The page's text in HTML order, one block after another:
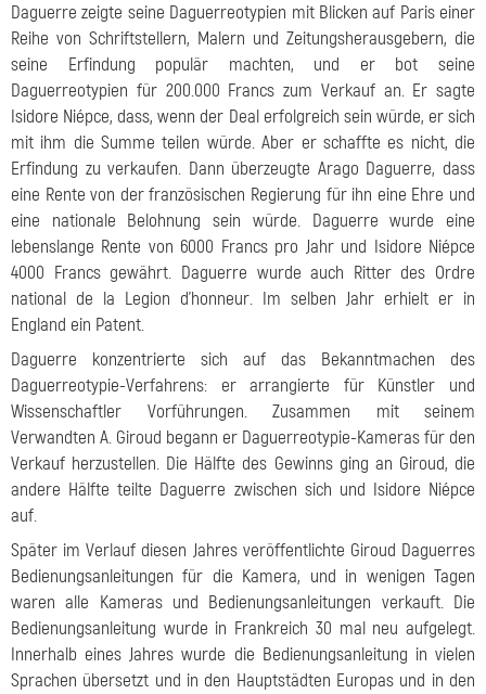
Daguerre zeigte seine Daguerreotypien mit Blicken auf Paris einer
Reihe von Schriftstellern, Malern und Zeitungsherausgebern, die
seine Erfindung populär machten, und er bot seine
Daguerreotypien für 200.000 Francs zum Verkauf an. Er sagte
Isidore Niépce, dass, wenn der Deal erfolgreich sein würde, er sich
mit ihm die Summe teilen würde. Aber er schaffte es nicht, die
Erfindung zu verkaufen. Dann überzeugte Arago Daguerre, dass
eine Rente von der französischen Regierung für ihn eine Ehre und
eine nationale Belohnung sein würde. Daguerre wurde eine
lebenslange Rente von 6000 Francs pro Jahr und Isidore Niépce
4000 Francs gewährt. Daguerre wurde auch Ritter des Ordre
national de la Legion d'honneur. Im selben Jahr erhielt er in
England ein Patent.
Daguerre konzentrierte sich auf das Bekanntmachen des
Daguerreotypie-Verfahrens: er arrangierte für Künstler und
Wissenschaftler Vorführungen. Zusammen mit seinem
Verwandten A. Giroud begann er Daguerreotypie-Kameras für den
Verkauf herzustellen. Die Hälfte des Gewinns ging an Giroud, die
andere Hälfte teilte Daguerre zwischen sich und Isidore Niépce
auf.
Später im Verlauf diesen Jahres veröffentlichte Giroud Daguerres
Bedienungsanleitungen für die Kamera, und in wenigen Tagen
waren alle Kameras und Bedienungsanleitungen verkauft. Die
Bedienungsanleitung wurde in Frankreich 30 mal neu aufgelegt.
Innerhalb eines Jahres wurde die Bedienungsanleitung in vielen
Sprachen übersetzt und in den Hauptstädten Europas und in den